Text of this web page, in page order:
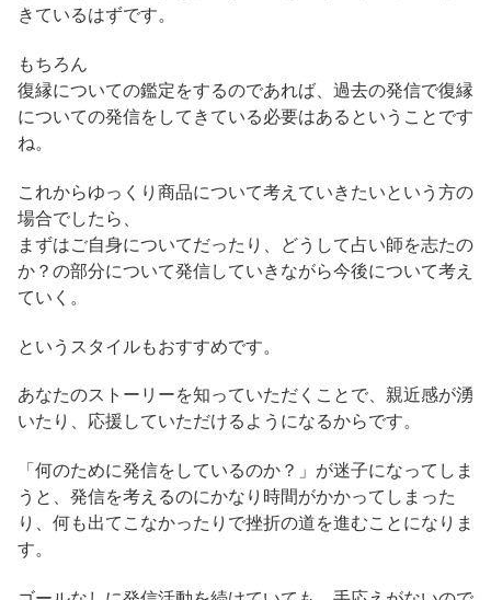
きているはずです。
もちろん
復縁についての鑑定をするのであれば、過去の発信で復縁
についての発信をしてきている必要はあるということです
ね。
これからゆっくり商品について考えていきたいという方の
場合でしたら、
まずはご自身についてだったり、どうして占い師を志たの
か？の部分について発信していきながら今後について考え
ていく。
というスタイルもおすすめです。
あなたのストーリーを知っていただくことで、親近感が湧
いたり、応援していただけるようになるからです。
「何のために発信をしているのか？」が迷子になってしま
うと、発信を考えるのにかなり時間がかかってしまった
り、何も出てこなかったりで挫折の道を進むことになりま
す。